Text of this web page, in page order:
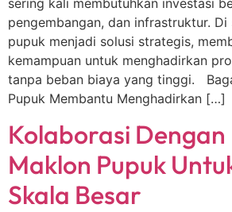
sering kali membutuhkan investasi
pengembangan, dan infrastruktur.
pupuk menjadi solusi strategis,
kemampuan untuk menghadirkan
tanpa beban biaya yang tinggi.
Pupuk Membantu Menghadirkan […]
Kolaborasi Dengan
Maklon Pupuk
Skala Besar